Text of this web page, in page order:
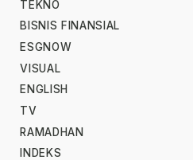
TEKNO
BISNIS FINANSIAL
ESGNOW
VISUAL
ENGLISH
TV
RAMADHAN
INDEKS